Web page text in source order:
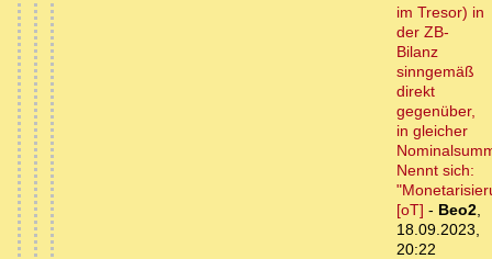
im Tresor) in
der ZB-
Bilanz
sinngemäß
direkt
gegenüber,
in gleicher
Nennt sich:
[oT] - Beo2,
18.09.2023,
20:22